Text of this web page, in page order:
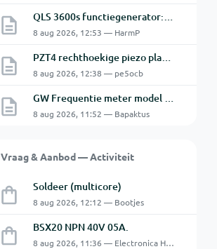
QLS 3600s functiegenerator: software verbinden lukt niet.
8 aug 2026, 12:53 — HarmP
PZT4 rechthoekige piezo plaatjes - beweegrichting? Snijkop reparatie Astatic X26
8 aug 2026, 12:38 — pe5ocb
GW Frequentie meter model GFC-8010G probleem
8 aug 2026, 11:52 — Bapaktus
Vraag & Aanbod — Activiteit
Soldeer (multicore)
8 aug 2026, 12:12 — Bootjes
BSX20 NPN 40V 05A.
8 aug 2026, 11:36 — Electronica Hobbyist